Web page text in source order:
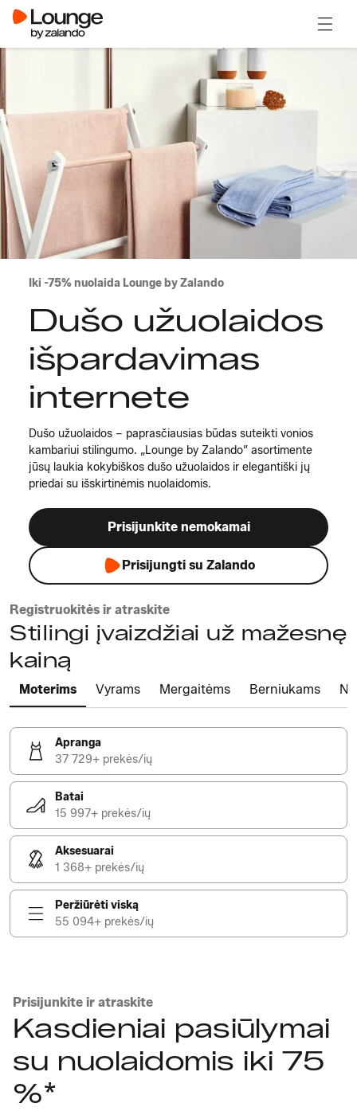
Iki -75% nuolaida Lounge by Zalando
Dušo užuolaidos
išpardavimas
internete
Dušo užuolaidos – paprasčiausias būdas suteikti vonios
kambariui stilingumo. „Lounge by Zalando” asortimente
jūsų laukia kokybiškos dušo užuolaidos ir elegantiški jų
priedai su išskirtinėmis nuolaidomis.
Prisijunkite nemokamai
Prisijungti su Zalando
Registruokitės ir atraskite
Stilingi įvaizdžiai už mažesnę
kainą
Moterims Vyrams Mergaitėms Berniukams
Apranga
37 729+ prekės/ių
Batai
15 997+ prekės/ių
Aksesuarai
1 368+ prekės/ių
Peržiūrėti viską
55 094+ prekės/ių
Prisijunkite ir atraskite
Kasdieniai pasiūlymai
su nuolaidomis iki 75
%*